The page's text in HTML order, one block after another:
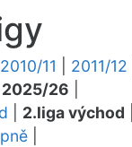
2010/11 2011/12
2025/26
2.liga východ